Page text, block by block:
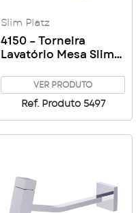
Slim Platz
4150 – Torneira
Lavatório Mesa Slim
VER PRODUTO
Ref. Produto 5497